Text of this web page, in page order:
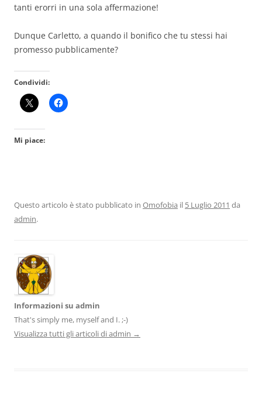
tanti erorri in una sola affermazione!
Dunque Carletto, a quando il bonifico che tu stessi hai
promesso pubblicamente?
Condividi:
Mi piace:
Questo articolo è stato pubblicato in Omofobia il 5 Luglio 2011 da
admin.
Informazioni su admin
That's simply me, myself and I. ;-)
Visualizza tutti gli articoli di admin →